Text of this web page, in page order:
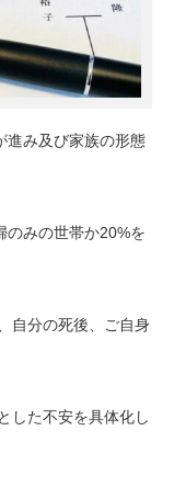
進み及び家族の形態
のみの世帯か20%を
自分の死後、ご自身
した不安を具体化し